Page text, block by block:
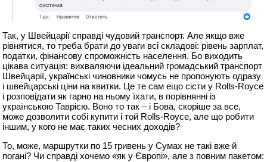
Так, у Швейцарії справді чудовий транспорт. Але якщо вже
рівнятися, то треба брати до уваги всі складові: рівень зарплат,
податки, фінансову спроможність населення. Бо виходить
цікава ситуація: вихваляючи ідеальний громадський транспорт
Швейцарії, українські чиновники чомусь не пропонують одразу
і швейцарські ціни на квитки. Це те сам ещо сісти у Rolls-Royce
і розповідати як гарно на ньому їхати, в порівнянні із
українською Таврією. Воно то так – і Бова, скоріше за все,
може дозволити собі купити і той Rolls-Royce, але що робити
іншим, у кого не має таких чесних доходів?
То, може, маршрутки по 15 гривень у Сумах не такі вже й
погані? Чи справді хочемо «як у Європі», але з повним пакетом: